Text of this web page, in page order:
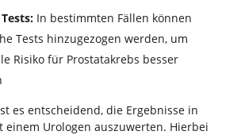
In bestimmten Fällen können
Tests hinzugezogen werden, um
Risiko für Prostatakrebs besser
es entscheidend, die Ergebnisse in
einem Urologen auszuwerten. Hierbei